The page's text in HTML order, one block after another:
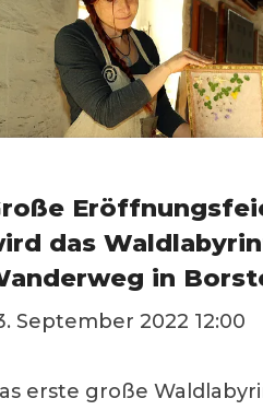
das
in
September 2022 12:00
erste große